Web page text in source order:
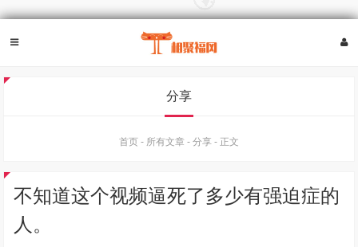
分享
首页 - 所有文章 - 分享 - 正文
不知道这个视频逼死了多少有强迫症的
人。